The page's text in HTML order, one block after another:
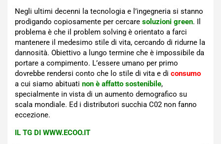
Negli ultimi decenni la tecnologia e l’ingegneria si stanno
prodigando copiosamente per cercare soluzioni green. Il
problema è che il problem solving è orientato a farci
mantenere il medesimo stile di vita, cercando di ridurne la
dannosità. Obiettivo a lungo termine che è impossibile da
portare a compimento. L’essere umano per primo
dovrebbe rendersi conto che lo stile di vita e di consumo
a cui siamo abituati non è affatto sostenibile,
specialmente in vista di un aumento demografico su
scala mondiale. Ed i distributori succhia C02 non fanno
eccezione.
IL TG DI WWW.ECOO.IT